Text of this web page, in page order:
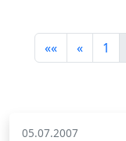
«« « 1
05.07.2007